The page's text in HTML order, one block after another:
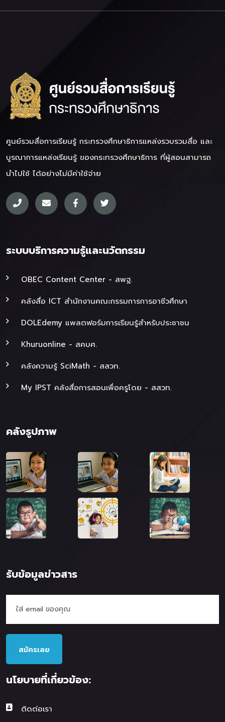
ศูนย์รวมสื่อการเรียนรู้ กระทรวงศึกษาธิการแหล่งรวบรวมสื่อ และ
บูรณาการแหล่งเรียนรู้ ของกระทรวงศึกษาธิการ ที่ผู้สอนสามารถ
นำไปใช้ ได้อย่างไม่มีค่าใช้จ่าย
ระบบบริการความรู้และนวัตกรรม
OBEC Content Center - สพฐ.
คลังสื่อ ICT สำนักงานคณะกรรมการการอาชีวศึกษา
DOLEdemy แพลตฟอร์มการเรียนรู้สำหรับประชาชน
Khuruonline - สคบศ.
คลังความรู้ SciMath - สสวท.
My IPST คลังสื่อการสอนเพื่อครูโดย - สสวท.
คลังรูปภาพ
รับข้อมูลข่าวสาร
สมัครเลย
นโยบายที่เกี่ยวข้อง:
ติดต่อเรา